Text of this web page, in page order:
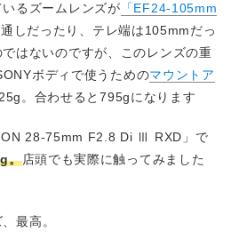
るズームレンズが 「EF24-105mm
しだったり、テレ端は105mmだっ
はないのですが、このレンズの重
ボディで使うためのマウントア
。合わせると795gになります
28-75mm F2.8 Di Ⅲ RXD」で
。店頭でも実際に触ってみました
最高 。